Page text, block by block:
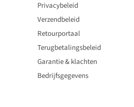
Privacybeleid
Verzendbeleid
Retourportaal
Terugbetalingsbeleid
Garantie & klachten
Bedrijfsgegevens